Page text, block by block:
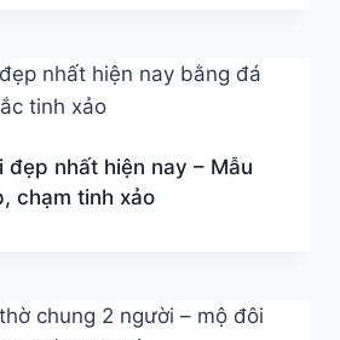
đẹp nhất hiện nay – Mẫu
chạm tinh xảo